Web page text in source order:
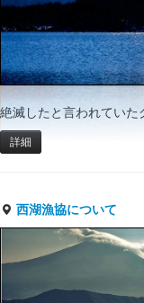
絶滅したと言われていた
詳細
西湖漁協について